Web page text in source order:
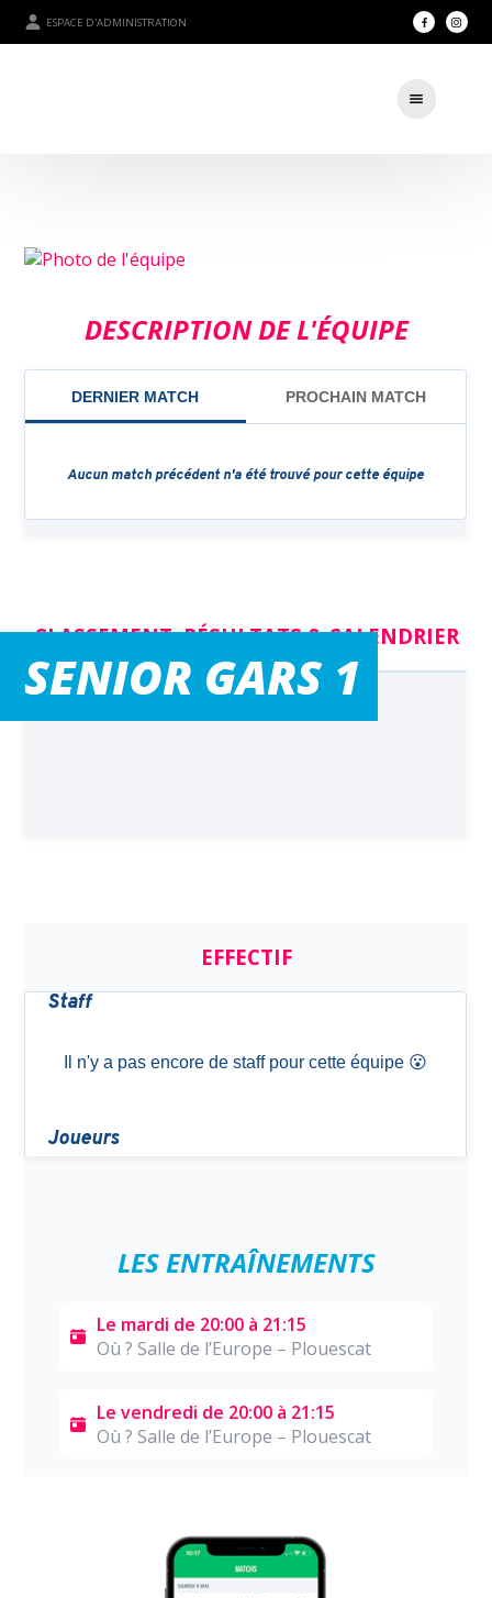
ESPACE D'ADMINISTRATION
SENIOR GARS 1
DESCRIPTION DE L'ÉQUIPE
CLASSEMENT, RÉSULTATS & CALENDRIER
EFFECTIF
LES ENTRAÎNEMENTS
Le mardi de 20:00 à 21:15
Où ? Salle de l’Europe – Plouescat
Le vendredi de 20:00 à 21:15
Où ? Salle de l’Europe – Plouescat